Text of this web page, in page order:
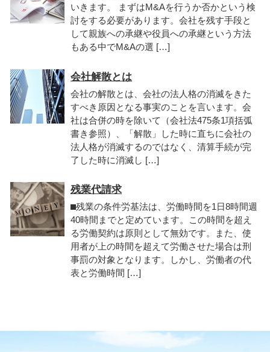
いきます。 まずはM&Aを行うか否かという検
討をする必要があります。会社を残す手段と
して親族への承継や役員への承継という方法
もある中でM&Aの選 […]
会社解散とは
会社の解散とは、会社の法人格の消滅をきた
すべき原因となる事実のことを言います。会
社は合併の時を除いて（会社法475条1項括弧
書き参照）、「解散」した時に直ちに会社の
法人格が消滅するのではなく、清算手続が完
了した時に消滅し […]
残業代請求
⬛︎残業の条件労基法は、労働時間を1日8時間週
40時間までと定めています。この時間を超え
る労働契約は原則として無効です。また、使
用者が上の時間を超えて労働させた場合は刑
事罰の対象となります。しかし、労働者の代
表と労働時間 […]